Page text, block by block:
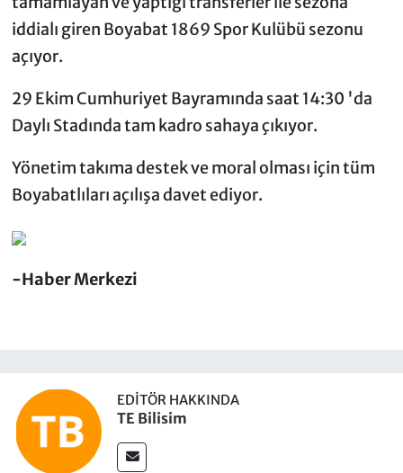
iddialı giren Boyabat 1869 Spor Kulübü sezonu
açıyor.
29 Ekim Cumhuriyet Bayramında saat 14:30 'da
Daylı Stadında tam kadro sahaya çıkıyor.
Yönetim takıma destek ve moral olması için tüm
Boyabatlıları açılışa davet ediyor.
-Haber Merkezi
EDITÖR HAKKINDA
TE Bilisim